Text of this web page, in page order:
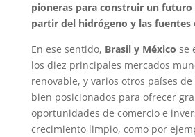
pioneras para construir un futuro
partir del hidrógeno y las fuentes
En ese sentido, Brasil y México se
los diez principales mercados
renovable, y varios otros países
bien posicionados para ofrecer
oportunidades de comercio e
crecimiento limpio, como por